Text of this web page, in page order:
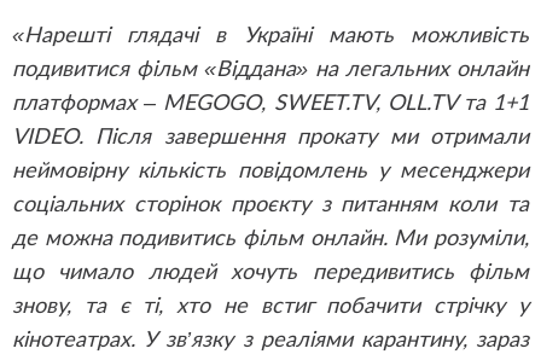
«Нарешті глядачі в Україні мають можливість
подивитися фільм «Віддана» на легальних онлайн
платформах – MEGOGO, SWEET.TV, OLL.TV та 1+1
VIDEO. Після завершення прокату ми отримали
неймовірну кількість повідомлень у месенджери
соціальних сторінок проєкту з питанням коли та
де можна подивитись фільм онлайн. Ми розуміли,
що чимало людей хочуть передивитись фільм
знову, та є ті, хто не встиг побачити стрічку у
кінотеатрах. У зв’язку з реаліями карантину, зараз